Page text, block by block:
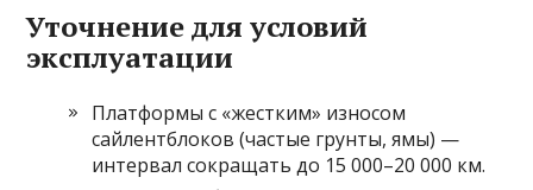
Уточнение для условий
эксплуатации
Платформы с «жестким» износом
сайлентблоков (частые грунты, ямы) —
интервал сокращать до 15 000–20 000 км.